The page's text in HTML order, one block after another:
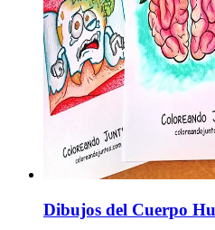
Dibujos del Cuerpo